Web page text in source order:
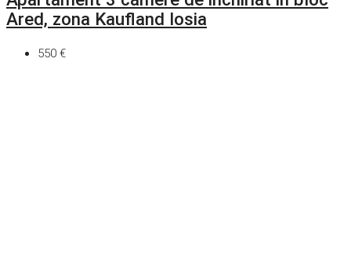
Ared, zona Kaufland Iosia
550 €